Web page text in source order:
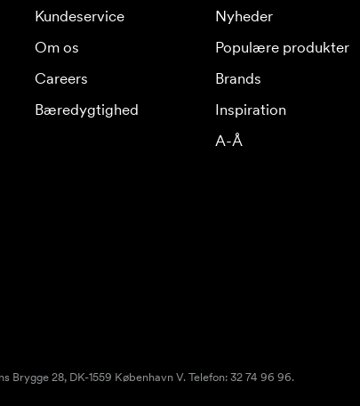
Kundeservice
Om os
Careers
Bæredygtighed
Nyheder
Populære produkter
Brands
Inspiration
A-Å
Brygge 28, DK-1559 København V. Telefon: 32 74 96 96.